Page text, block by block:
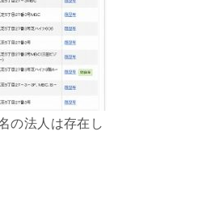
の法人は存在し